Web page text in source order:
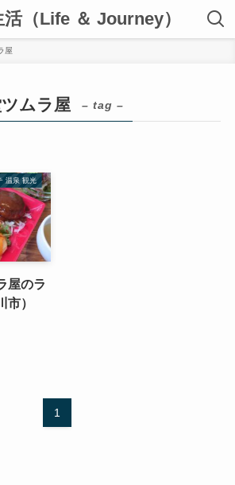
（Life ＆ Journey）
屋
ムラ屋 – tag –
温泉 観光
屋のラ
）
1